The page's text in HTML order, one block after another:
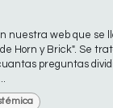
nuestra web que se
Horn y Brick". Se
preguntas